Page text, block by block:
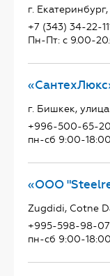
г.
+7 (343) 34-22-
Пн-Пт: с 9.00-
г. Бишкек,
+996-500-65-
пн-сб 9:00-18:00
«ООО
Zugdidi, Cotne
+995-598-98-
пн-сб 9:00-18:00